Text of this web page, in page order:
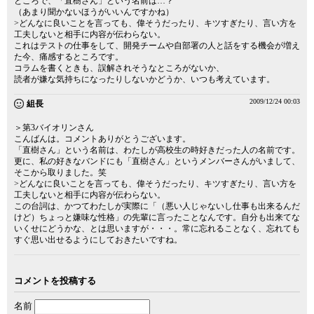
（あまり聞かないほうがいいんですかね）
>どんなに良いことを言っても、偉そうだったり、キツすぎたり、言い方を
工夫しないと相手に内容が伝わらない。
これはテストの仕事をして、開発チームや自部署の人と話をする機会が増え
た今、痛感するところです。
コラムを書くときも、誤解されそうなところがないか、
読者が嫌な気持ちになったりしないかどうか、いつも考えています。
組長 2009/12/24 00:03
＞第3バイオリンさん
こんばんは。コメントありがとうございます。
「直樹さん」という名前は、わたしが高校生の時好きだった人の名前です。
更に、私の好きなバンドにも「直樹さん」というメンバーさんがいまして、
そこから取りました。笑
>どんなに良いことを言っても、偉そうだったり、キツすぎたり、言い方を
工夫しないと相手に内容が伝わらない。
この台詞は、かつてわたしが実際に「（悪い人じゃないし仕事も出来るんだ
けど）ちょっと嫌味な性格」の先輩に言ったことなんです。自分も出来てな
いくせにどうかな、とは思いますが・・・。常に忘れることなく、忘れても
すぐ思い出せるようにしておきたいですね。
コメントを投稿する
名前